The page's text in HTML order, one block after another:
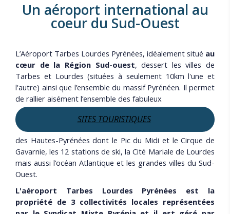
Un aéroport international au
coeur du Sud-Ouest
L’Aéroport Tarbes Lourdes Pyrénées, idéalement situé au
cœur de la Région Sud-ouest, dessert les villes de
Tarbes et Lourdes (situées à seulement 10km l'une et
l'autre) ainsi que l’ensemble du massif Pyrénéen. Il permet
de rallier aisément l’ensemble des fabuleux
SITES TOURISTIQUES
des Hautes-Pyrénées dont le Pic du Midi et le Cirque de
Gavarnie, les 12 stations de ski, la Cité Mariale de Lourdes
mais aussi l’océan Atlantique et les grandes villes du Sud-
Ouest.
L'aéroport Tarbes Lourdes Pyrénées est la
propriété de 3 collectivités locales représentées